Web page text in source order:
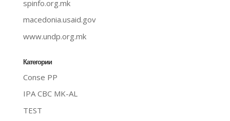
spinfo.org.mk
macedonia.usaid.gov
www.undp.org.mk
Категории
Conse PP
IPA CBC MK-AL
TEST